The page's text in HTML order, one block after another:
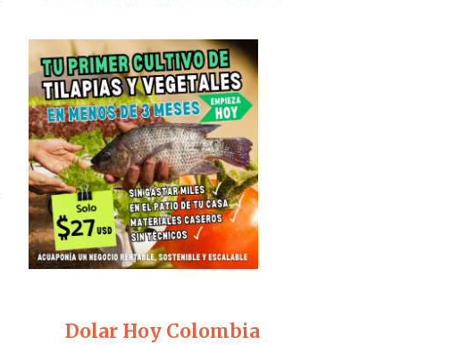
Dolar Hoy Colombia